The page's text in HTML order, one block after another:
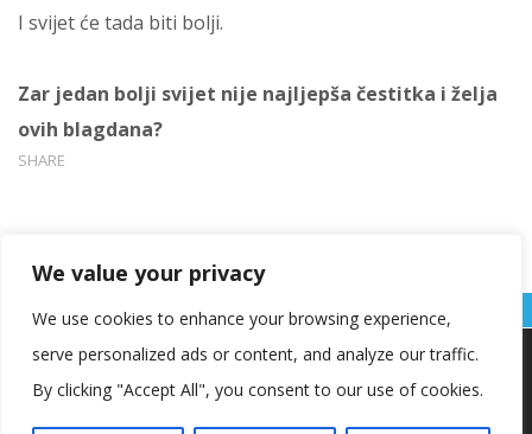
We value your privacy
We use cookies to enhance your browsing experience,
serve personalized ads or content, and analyze our traffic.
By clicking "Accept All", you consent to our use of cookies.
I svijet će tada biti bolji.
Zar jedan bolji svijet nije najljepša čestitka i želja
ovih blagdana?
SHARE
Koristimo kolačiće kako bismo vam pružili najbolje iskustvo na
našoj web stranici.
Informacije o kolačićima koje koristimo ili opcije za